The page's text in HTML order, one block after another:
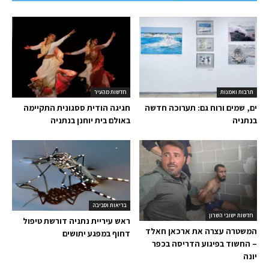
חדשות מהעיר
חגיגה הודית ססגונית התקיימה
באולם בית יוחנן בנתניה
תרבות ואמנות
ים, שמים ורוח גם: תערוכה חדשה
בנתניה
בריאות וסביבה
ראש עיריית נתניה דורשת טיפול
דחוף במפגע יתושים
חדשות ישובי השרון
המשטרה עצרה את ארכאן חאלד
– החשוד בפיגוע הדריסה בכפר
יונה